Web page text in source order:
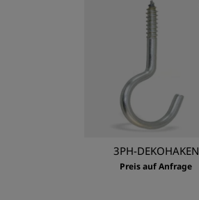
3PH-DEKOHAKEN
Preis auf Anfrage